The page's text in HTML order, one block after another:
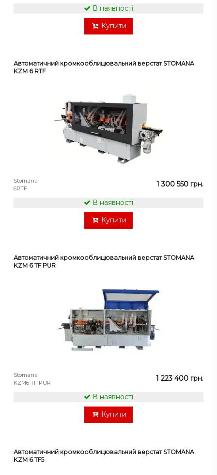
В наявності
Купити
Автоматичний кромкооблицювальний верстат STOMANA
KZM 6 RTF
Stomana
6RTF
1 300 550 грн.
В наявності
Купити
Автоматичний кромкооблицювальний верстат STOMANA
KZM 6 TF PUR
Stomana
KZM6 TF PUR
1 223 400 грн.
В наявності
Купити
Автоматичний кромкооблицювальний верстат STOMANA
KZM 6 TF5